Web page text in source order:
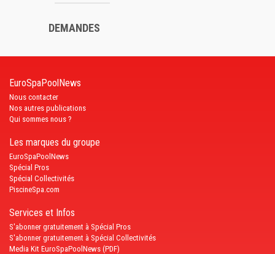
DEMANDES
EuroSpaPoolNews
Nous contacter
Nos autres publications
Qui sommes nous ?
Les marques du groupe
EuroSpaPoolNews
Spécial Pros
Spécial Collectivités
PiscineSpa.com
Services et Infos
S'abonner gratuitement à Spécial Pros
S'abonner gratuitement à Spécial Collectivités
Media Kit EuroSpaPoolNews (PDF)